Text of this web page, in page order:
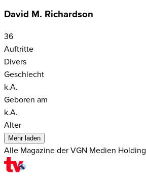
David M. Richardson
36
Auftritte
Divers
Geschlecht
k.A.
Geboren am
k.A.
Alter
Mehr laden
Alle Magazine der VGN Medien Holding